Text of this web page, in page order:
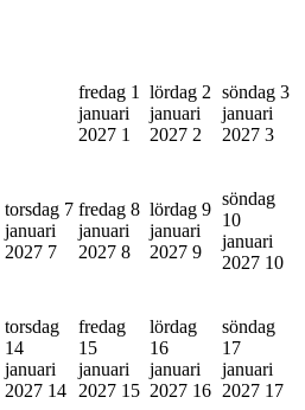
fredag 1
januari
2027 1
lördag 2
januari
2027 2
söndag 3
januari
2027 3
torsdag 7
januari
2027 7
fredag 8
januari
2027 8
lördag 9
januari
2027 9
söndag
10
januari
2027 10
torsdag
14
januari
2027 14
fredag
15
januari
2027 15
lördag
16
januari
2027 16
söndag
17
januari
2027 17